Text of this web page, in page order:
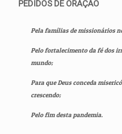
PEDIDOS DE ORAÇÃO
Pela famílias de missionários
Pelo fortalecimento da fé dos
mundo;
Para que Deus conceda
crescendo;
Pelo fim desta pandemia.